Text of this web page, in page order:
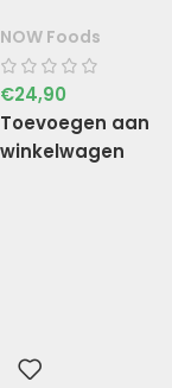
NOW Foods
€24,90
Toevoegen aan
winkelwagen